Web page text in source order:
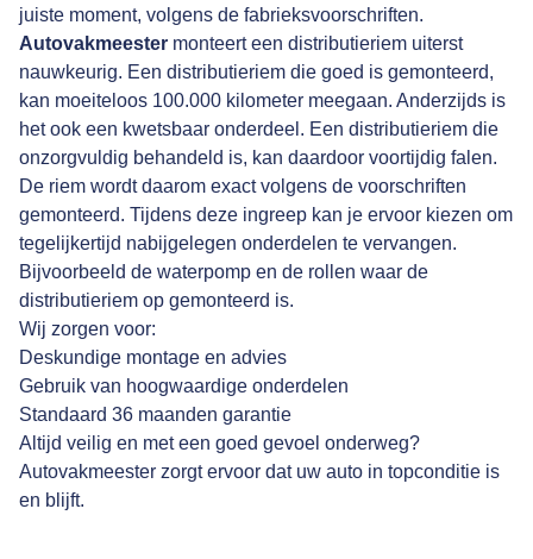
juiste moment, volgens de fabrieksvoorschriften.
Autovakmeester monteert een distributieriem uiterst
nauwkeurig. Een distributieriem die goed is gemonteerd,
kan moeiteloos 100.000 kilometer meegaan. Anderzijds is
het ook een kwetsbaar onderdeel. Een distributieriem die
onzorgvuldig behandeld is, kan daardoor voortijdig falen.
De riem wordt daarom exact volgens de voorschriften
gemonteerd. Tijdens deze ingreep kan je ervoor kiezen om
tegelijkertijd nabijgelegen onderdelen te vervangen.
Bijvoorbeeld de waterpomp en de rollen waar de
distributieriem op gemonteerd is.
Wij zorgen voor:
Deskundige montage en advies
Gebruik van hoogwaardige onderdelen
Standaard 36 maanden garantie
Altijd veilig en met een goed gevoel onderweg?
Autovakmeester zorgt ervoor dat uw auto in topconditie is
en blijft.